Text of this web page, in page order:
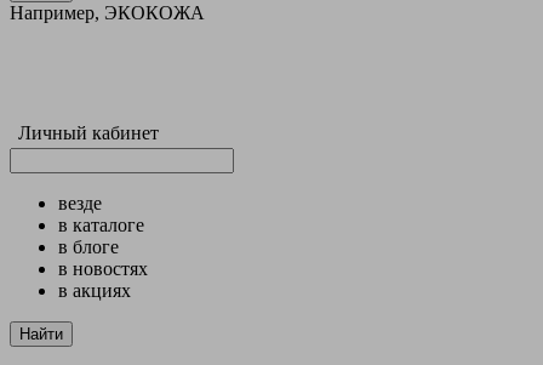
Например, ЭКОКОЖА
Личный кабинет
везде
в каталоге
в блоге
в новостях
в акциях
Найти